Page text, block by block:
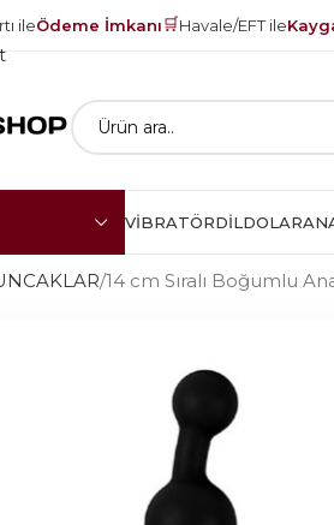
ileÖdeme İmkanı🛒Havale/EFT ile
VIBRATÖRDILDOLAR
14 cm Sıralı Boğumlu